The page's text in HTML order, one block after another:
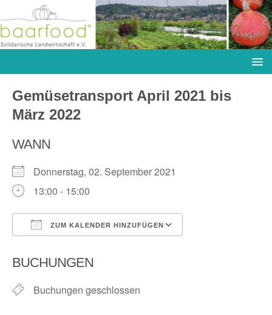
Gemüsetransport April 2021 bis
März 2022
WANN
Donnerstag, 02. September 2021
13:00 - 15:00
ZUM KALENDER HINZUFÜGEN
BUCHUNGEN
Buchungen geschlossen